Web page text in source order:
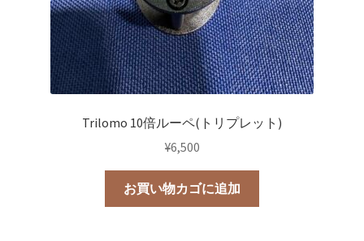
シ
ョ
ン
が
あ
ま
オ
シ
Trilomo 10倍ルーペ(トリプレット)
¥6,500
お買い物カゴに追加